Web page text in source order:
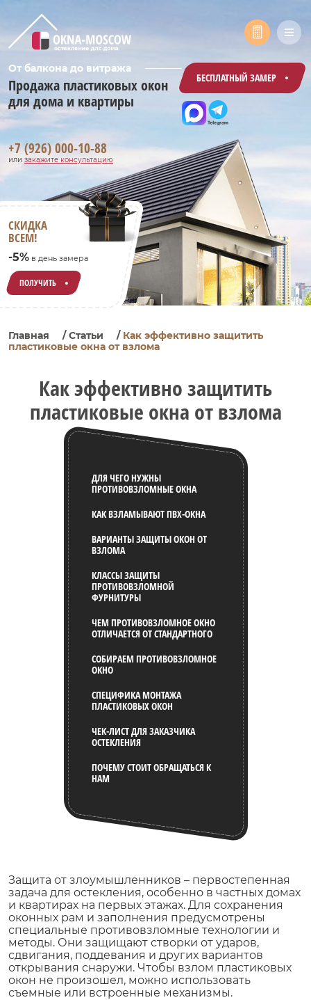
От балкона до витража
Продажа пластиковых окон
для дома и квартиры
БЕСПЛАТНЫЙ ЗАМЕР
+7 (926) 000-10-88
или закажите консультацию
СКИДКА
ВСЕМ!
-5% в день замера
ПОЛУЧИТЬ
Главная /Статьи / Как эффективно защитить
пластиковые окна от взлома
Как эффективно защитить
пластиковые окна от взлома
ДЛЯ ЧЕГО НУЖНЫ
ПРОТИВОВЗЛОМНЫЕ ОКНА
КАК ВЗЛАМЫВАЮТ ПВХ-ОКНА
ВАРИАНТЫ ЗАЩИТЫ ОКОН ОТ
ВЗЛОМА
КЛАССЫ ЗАЩИТЫ
ПРОТИВОВЗЛОМНОЙ
ФУРНИТУРЫ
ЧЕМ ПРОТИВОВЗЛОМНОЕ ОКНО
ОТЛИЧАЕТСЯ ОТ СТАНДАРТНОГО
СОБИРАЕМ ПРОТИВОВЗЛОМНОЕ
ОКНО
СПЕЦИФИКА МОНТАЖА
ПЛАСТИКОВЫХ ОКОН
ЧЕК-ЛИСТ ДЛЯ ЗАКАЗЧИКА
ОСТЕКЛЕНИЯ
ПОЧЕМУ СТОИТ ОБРАЩАТЬСЯ К
НАМ
Защита от злоумышленников – первостепенная
задача для остекления, особенно в частных домах
и квартирах на первых этажах. Для сохранения
оконных рам и заполнения предусмотрены
специальные противовзломные технологии и
методы. Они защищают створки от ударов,
сдвигания, поддевания и других вариантов
открывания снаружи. Чтобы взлом пластиковых
окон не произошел, можно использовать
съемные или встроенные механизмы.